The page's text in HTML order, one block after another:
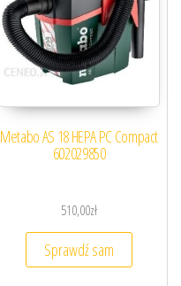
Metabo AS 18 HEPA PC Compact
602029850
510,00zł
Sprawdź sam